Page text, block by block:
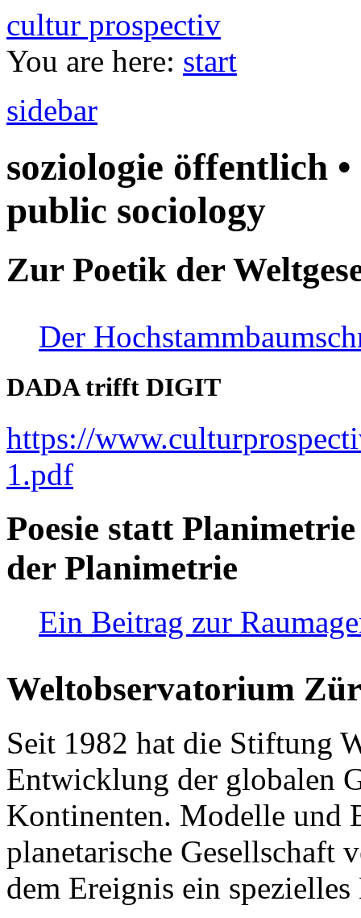
cultur prospectiv
You are here: start
sidebar
soziologie öffentlich
public sociology
Zur Poetik der
Der
DADA trifft DIGIT
https://
1.pdf
Poesie statt
der Planimetrie
Ein Beitrag zur
Weltobservatorium
Seit 1982 hat die Stiftung
Entwicklung der globalen
Kontinenten. Modelle und
planetarische Gesellschaft
dem Ereignis ein